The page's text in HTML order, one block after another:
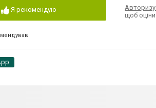
Я рекомендую
щоб